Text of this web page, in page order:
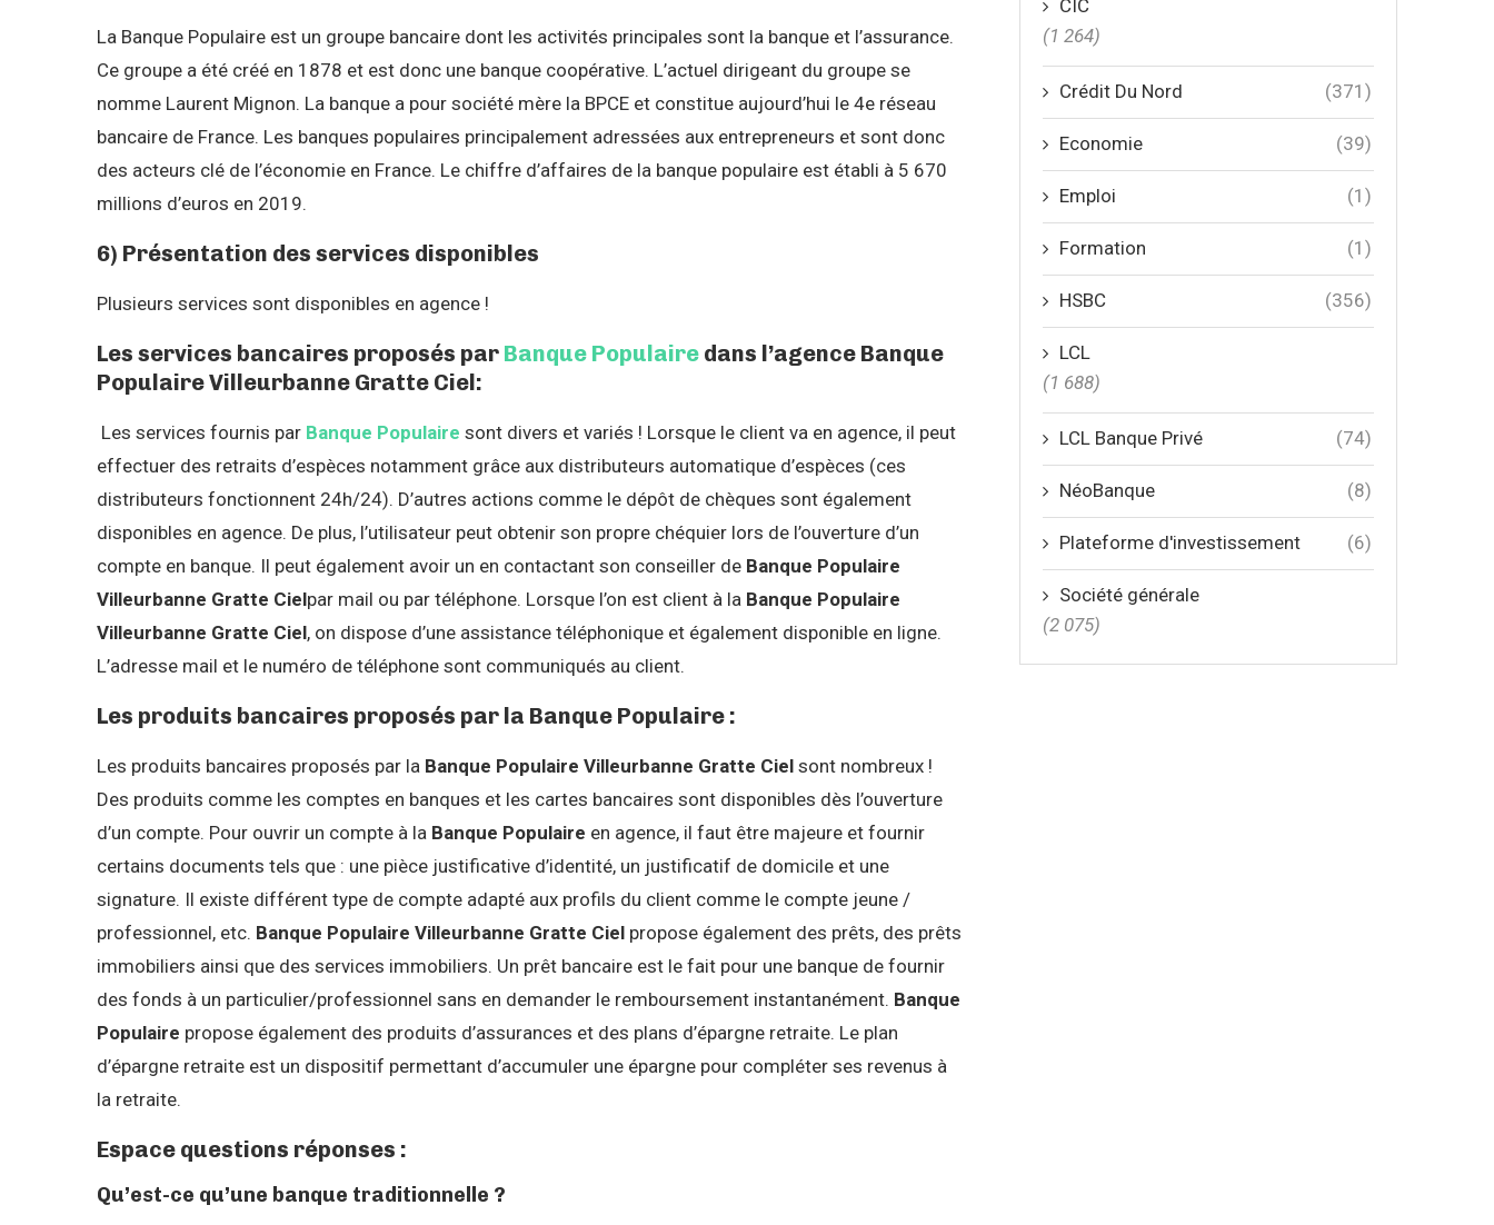
La Banque Populaire est un groupe bancaire dont les activités principales sont la banque et l’assurance.
Ce groupe a été créé en 1878 et est donc une banque coopérative. L’actuel dirigeant du groupe se
nomme Laurent Mignon. La banque a pour société mère la BPCE et constitue aujourd’hui le 4e réseau
bancaire de France. Les banques populaires principalement adressées aux entrepreneurs et sont donc
des acteurs clé de l’économie en France. Le chiffre d’affaires de la banque populaire est établi à 5 670
millions d’euros en 2019.
6) Présentation des services disponibles
Plusieurs services sont disponibles en agence !
Les services bancaires proposés par Banque Populaire dans l’agence Banque
Populaire Villeurbanne Gratte Ciel:
Les services fournis par Banque Populaire sont divers et variés ! Lorsque le client va en agence, il peut
effectuer des retraits d’espèces notamment grâce aux distributeurs automatique d’espèces (ces
distributeurs fonctionnent 24h/24). D’autres actions comme le dépôt de chèques sont également
disponibles en agence. De plus, l’utilisateur peut obtenir son propre chéquier lors de l’ouverture d’un
compte en banque. Il peut également avoir un en contactant son conseiller de Banque Populaire
Villeurbanne Gratte Cielpar mail ou par téléphone. Lorsque l’on est client à la Banque Populaire
Villeurbanne Gratte Ciel, on dispose d’une assistance téléphonique et également disponible en ligne.
L’adresse mail et le numéro de téléphone sont communiqués au client.
Les produits bancaires proposés par la Banque Populaire :
Les produits bancaires proposés par la Banque Populaire Villeurbanne Gratte Ciel sont nombreux !
Des produits comme les comptes en banques et les cartes bancaires sont disponibles dès l’ouverture
d’un compte. Pour ouvrir un compte à la Banque Populaire en agence, il faut être majeure et fournir
certains documents tels que : une pièce justificative d’identité, un justificatif de domicile et une
signature. Il existe différent type de compte adapté aux profils du client comme le compte jeune /
professionnel, etc. Banque Populaire Villeurbanne Gratte Ciel propose également des prêts, des prêts
immobiliers ainsi que des services immobiliers. Un prêt bancaire est le fait pour une banque de fournir
des fonds à un particulier/professionnel sans en demander le remboursement instantanément. Banque
Populaire propose également des produits d’assurances et des plans d’épargne retraite. Le plan
d’épargne retraite est un dispositif permettant d’accumuler une épargne pour compléter ses revenus à
la retraite.
Espace questions réponses :
Qu’est-ce qu’une banque traditionnelle ?
CIC
(1 264)
Crédit Du Nord (371)
Economie (39)
Emploi (1)
Formation (1)
HSBC (356)
LCL
(1 688)
LCL Banque Privé (74)
NéoBanque (8)
Plateforme d'investissement (6)
Société générale
(2 075)